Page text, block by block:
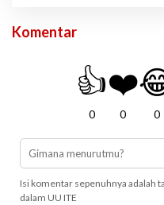
Komentar
👍
0
❤️
0 0
Isi komentar sepenuhnya adalah
dalam UU ITE